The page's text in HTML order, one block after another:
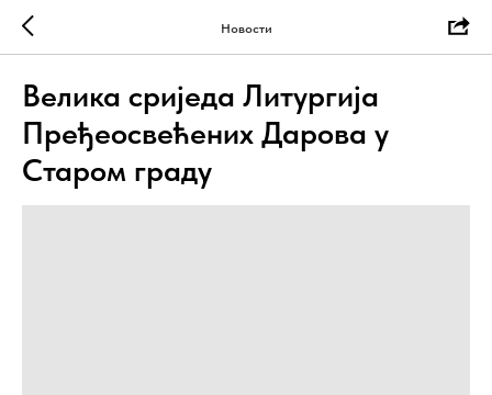
Новости
Велика сриједа Литургија
Пређеосвећених Дарова у
Старом граду